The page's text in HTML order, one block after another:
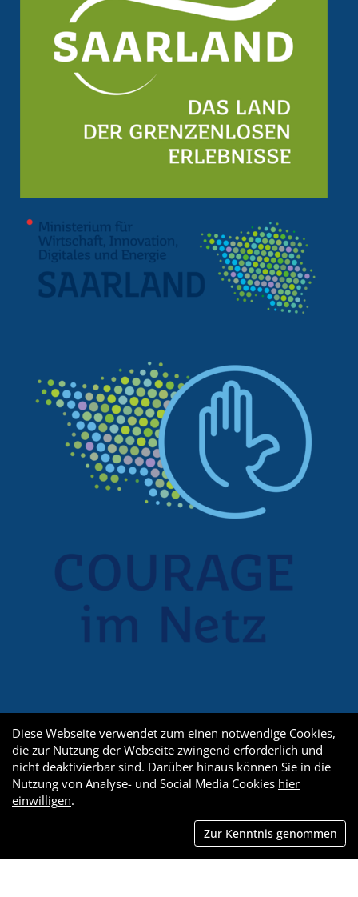
Diese Webseite verwendet zum einen notwendige Cookies,
die zur Nutzung der Webseite zwingend erforderlich und
nicht deaktivierbar sind. Darüber hinaus können Sie in die
Nutzung von Analyse- und Social Media Cookies hier
einwilligen.
Zur Kenntnis genommen